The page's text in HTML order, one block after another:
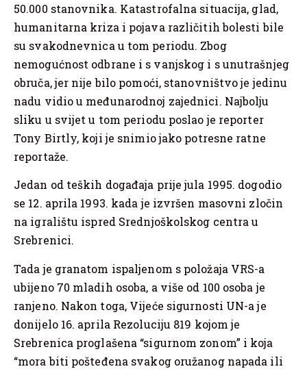
50.000 stanovnika. Katastrofalna situacija, glad,
humanitarna kriza i pojava različitih bolesti bile
su svakodnevnica u tom periodu. Zbog
nemogućnost odbrane i s vanjskog i s unutrašnjeg
obruča, jer nije bilo pomoći, stanovništvo je jedinu
nadu vidio u međunarodnoj zajednici. Najbolju
sliku u svijet u tom periodu poslao je reporter
Tony Birtly, koji je snimio jako potresne ratne
reportaže.
Jedan od teških događaja prije jula 1995. dogodio
se 12. aprila 1993. kada je izvršen masovni zločin
na igralištu ispred Srednjoškolskog centra u
Srebrenici.
Tada je granatom ispaljenom s položaja VRS-a
ubijeno 70 mladih osoba, a više od 100 osoba je
ranjeno. Nakon toga, Vijeće sigurnosti UN-a je
donijelo 16. aprila Rezoluciju 819 kojom je
Srebrenica proglašena “sigurnom zonom” i koja
“mora biti pošteđena svakog oružanog napada ili